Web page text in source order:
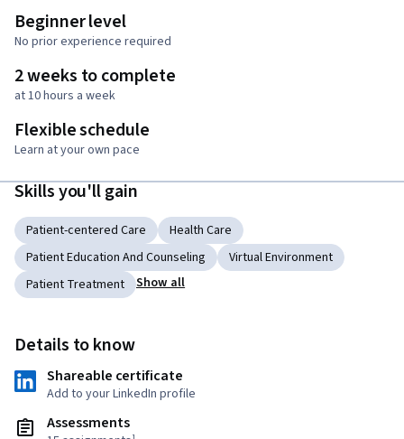
Beginner level
No prior experience required
2 weeks to complete
at 10 hours a week
Flexible schedule
Learn at your own pace
Skills you'll gain
Patient-centered Care
Health Care
Patient Education And Counseling
Virtual Environment
Patient Treatment
Show all
Details to know
Shareable certificate
Add to your LinkedIn profile
Assessments